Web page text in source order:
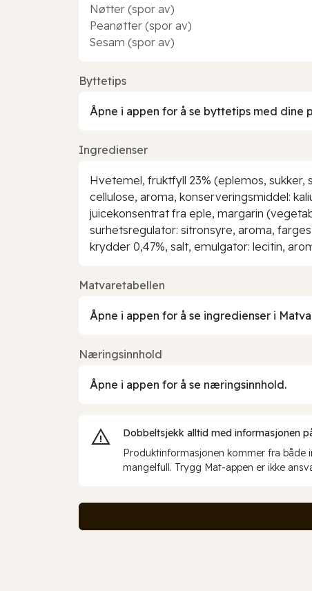
Nøtter (spor av)
Peanøtter (spor av)
Sesam (spor av)
Byttetips
Åpne i appen for å se byttetips med dine
Ingredienser
Hvetemel, fruktfyll 23% (eplemos,
cellulose, aroma, konserveringsmiddel:
juicekonsentrat fra eple, margarin
surhetsregulator: sitronsyre, aroma,
krydder 0,47%, salt, emulgator: lecitin,
Matvaretabellen
Åpne i appen for å se ingredienser i
Næringsinnhold
Åpne i appen for å se næringsinnhold.
Dobbeltsjekk alltid med informasjonen
Produktinformasjonen kommer fra både
mangelfull. Trygg Mat-appen er ikke